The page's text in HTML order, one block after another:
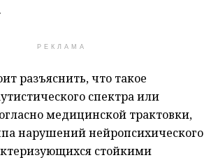
РЕКЛАМА
разъяснить, что такое
спектра или
медицинской трактовки,
нарушений нейропсихического
стойкими